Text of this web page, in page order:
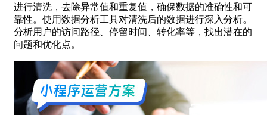
进行清洗，去除异常值和重复值，确保数据的准确性和可
靠性。使用数据分析工具对清洗后的数据进行深入分析。
分析用户的访问路径、停留时间、转化率等，找出潜在的
问题和优化点。